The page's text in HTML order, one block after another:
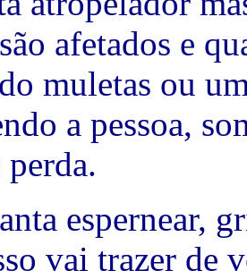
afetados e
muletas ou
a pessoa,
espernear,
vai trazer de